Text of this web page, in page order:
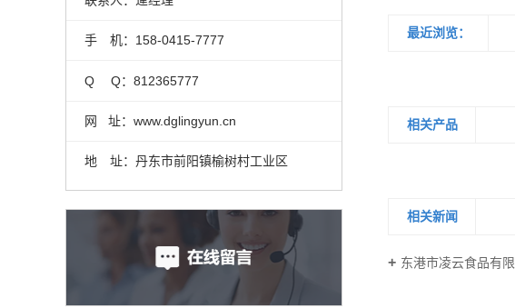
手 机：158-0415-7777
Q Q：812365777
网 址：www.dglingyun.cn
地 址：丹东市前阳镇榆树村工业区
最近浏览：
相关产品
相关新闻
东港市凌云食品有